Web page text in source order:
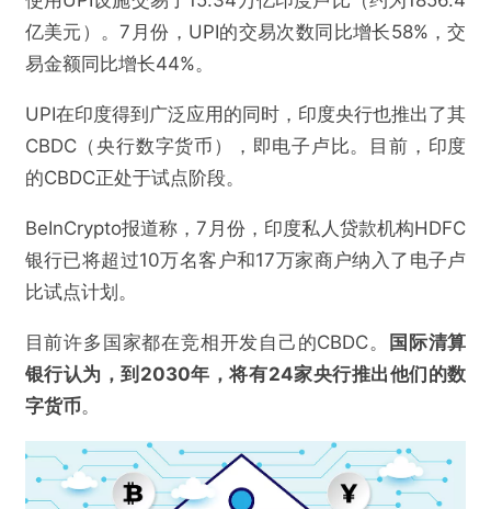
亿美元）。7月份，UPI的交易次数同比增长58%，交
易金额同比增长44%。
UPI在印度得到广泛应用的同时，印度央行也推出了其
CBDC（央行数字货币），即电子卢比。目前，印度
的CBDC正处于试点阶段。
BeInCrypto报道称，7月份，印度私人贷款机构HDFC
银行已将超过10万名客户和17万家商户纳入了电子卢
比试点计划。
目前许多国家都在竞相开发自己的CBDC。
国际清算
银行认为，到2030年，将有24家央行推出他们的数
字货币。